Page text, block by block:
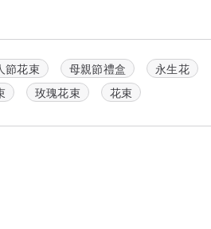
節花束 母親節禮盒
永生花
玫瑰花束 花束